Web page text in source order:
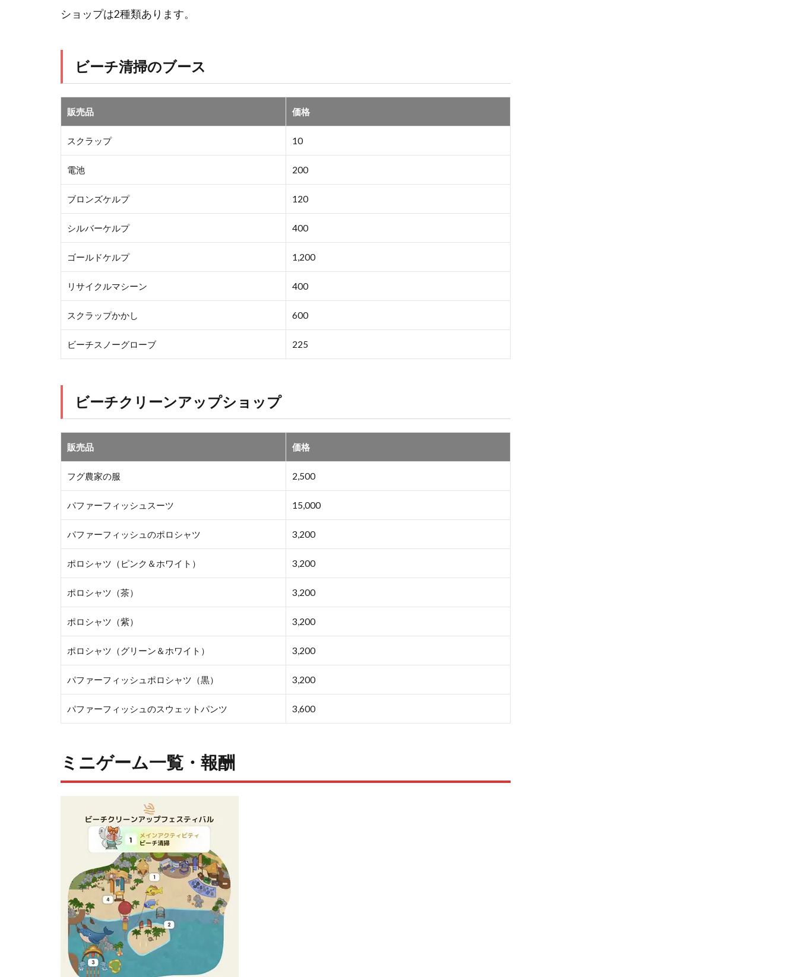
ショップは2種類あります。
ビーチ清掃のブース
販売品 価格
スクラップ 10
電池 200
ブロンズケルプ 120
シルバーケルプ 400
ゴールドケルプ 1,200
リサイクルマシーン 400
スクラップかかし 600
ビーチスノーグローブ 225
ビーチクリーンアップショップ
販売品 価格
フグ農家の服 2,500
パファーフィッシュスーツ 15,000
パファーフィッシュのポロシャツ 3,200
ポロシャツ（ピンク＆ホワイト） 3,200
ポロシャツ（茶） 3,200
ポロシャツ（紫） 3,200
ポロシャツ（グリーン＆ホワイト） 3,200
パファーフィッシュポロシャツ（黒） 3,200
パファーフィッシュのスウェットパンツ 3,600
ミニゲーム一覧・報酬